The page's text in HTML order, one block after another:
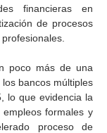
financieras en
de procesos
poco más de una
bancos múltiples
lo que evidencia la
formales y
proceso de